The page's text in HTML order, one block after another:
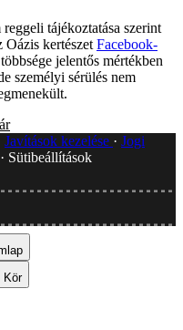
tájékoztatása szerint
kertészet Facebook-
jelentős mértékben
személyi sérülés nem
Javítások kezelése
Jogi
Sütibeállítások
Kör